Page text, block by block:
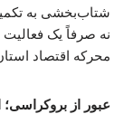
شتاب‌بخشی به
نه صرفاً یک فعالیت
محرکه اقتصاد
عبور از